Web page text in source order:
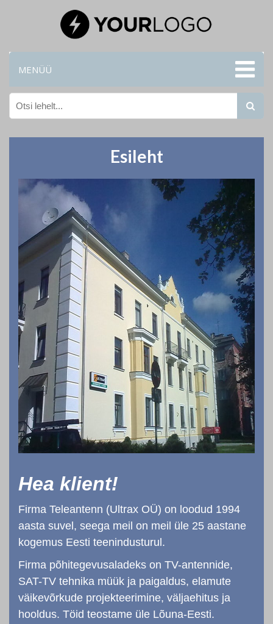
MENÜÜ
Esileht
Hea klient!
Firma Teleantenn (Ultrax OÜ) on loodud 1994
aasta suvel, seega meil on meil üle 25 aastane
kogemus Eesti teenindusturul.
Firma põhitegevusaladeks on TV-antennide,
SAT-TV tehnika müük ja paigaldus, elamute
väikevõrkude projekteerimine, väljaehitus ja
hooldus. Töid teostame üle Lõuna-Eesti.